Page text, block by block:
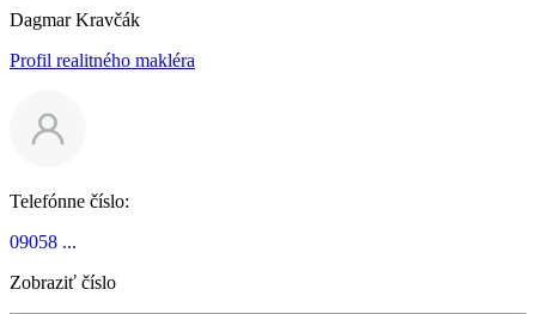
Dagmar Kravčák
Profil realitného makléra
Telefónne číslo:
09058 ...
Zobraziť číslo